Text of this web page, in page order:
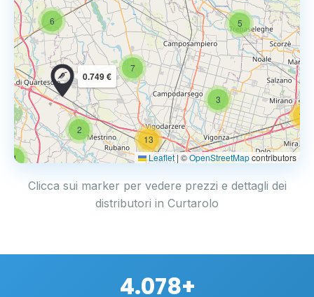
14
4
2
5
3
6
7
13
0.749 €
Leaflet | ©OpenStreetMapcontributors
Clicca sui marker per vedere prezzi e dettagli dei
distributori in Curtarolo
4.078+